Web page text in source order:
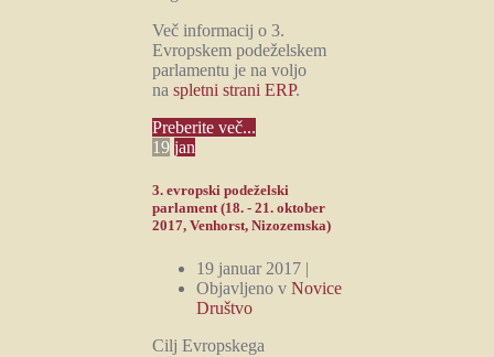
Več informacij o 3.
Evropskem podeželskem
parlamentu je na voljo
na spletni strani ERP.
Preberite več...
19 jan
3. evropski podeželski
parlament (18. - 21. oktober
2017, Venhorst, Nizozemska)
19 januar 2017 |
Objavljeno v Novice
Društvo
Cilj Evropskega